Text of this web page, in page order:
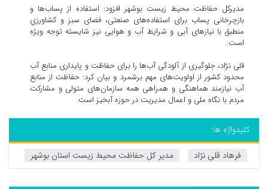
مدیرکل حفاظت محیط زیست بوشهر افزود: استفاده از پساب‌ها و
بازچرخانی پساب برای استفاده‌های صنعتی، فضای سبز و کشاورزیِ
منطبق با نیاز‌های آبی و شرایط آب و هوایی نیز شایسته توجه ویژه
است.
قلی نژاد، جلوگیری از آلودگی آب‌ها را برای حفاظت و پایداری منابع آب
محدود کشور از اولویت‌های مهم برشمرد و بیان کرد: حفاظت از منابع
آب نیازمند هماهنگی و همراهی همه سازمان‌های متولی و مشارکت
مردم با نگاه ملی و اعمال مدیریت در حوزه آبخیز است.
کلیدواژه ها:
فرهاد قلی نژاد
مدیر کل حفاظت محیط زیست استان بوشهر